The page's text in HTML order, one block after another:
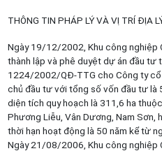
THÔNG TIN PHÁP LÝ VÀ VỊ TRÍ ĐỊA
Ngày 19/12/2002, Khu công nghiệp
thành lập và phê duyệt dự án đầu tư
1224/2002/QĐ-TTG cho Công ty cổ
chủ đầu tư với tổng số vốn đầu tư là
diện tích quy hoạch là 311,6 ha
Phương Liễu, Vân Dương, Nam Sơn,
thời hạn hoạt động là 50 năm kể từ
Ngày 21/08/2006, Khu công nghiệp